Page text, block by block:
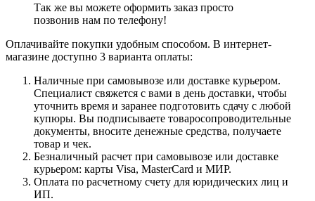
Так же вы можете оформить заказ просто
позвонив нам по телефону!
Оплачивайте покупки удобным способом. В интернет-
магазине доступно 3 варианта оплаты:
Наличные при самовывозе или доставке курьером.
Специалист свяжется с вами в день доставки, чтобы
уточнить время и заранее подготовить сдачу с любой
купюры. Вы подписываете товаросопроводительные
документы, вносите денежные средства, получаете
товар и чек.
Безналичный расчет при самовывозе или доставке
курьером: карты Visa, MasterCard и МИР.
Оплата по расчетному счету для юридических лиц и
ИП.